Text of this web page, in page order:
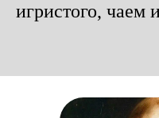
игристого, чаем